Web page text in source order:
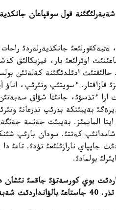
قول سوقپاعان
ةثبةكقورلئعئ جانكذيةرلةردئ
اؤئرلئعئ بار، فيزيكالئق
حالئقتئث ادئلدئگئنة كةلةتئن
95 پايئزئ قازاقتار. ءسويتئپ
ارا ءتذسؤئ، جانئثا شؤاق
بةيبئتكة بذرئپ تذرعانئ
المايمئز. بةيبئت جةثسة
كةتتئ. سودان بارئپ
جاپپاي نارازئلئعئ تؤدئ. تاعئ
بولمادئ.
بوي كورسةتؤئ جاقسئ
. 40
جاستاعئ بالؤانداردئث